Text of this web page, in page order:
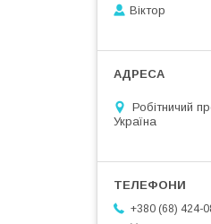
Віктор
Робітничий
Україна
+380 (68) 424-